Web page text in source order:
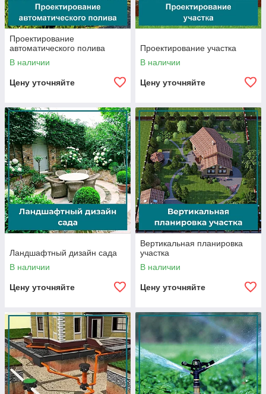
Проектирование
автоматического полива
В наличии
Цену уточняйте
Проектирование участка
В наличии
Цену уточняйте
Ландшафтный дизайн сада
В наличии
Цену уточняйте
Вертикальная планировка
участка
В наличии
Цену уточняйте